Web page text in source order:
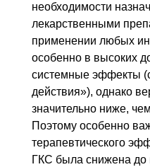
необходимости
лекарственными
применении любых
особенно в высоких
системные эффекты
действия»), однако
значительно ниже,
Поэтому особенно
терапевтического
ГКС была снижена